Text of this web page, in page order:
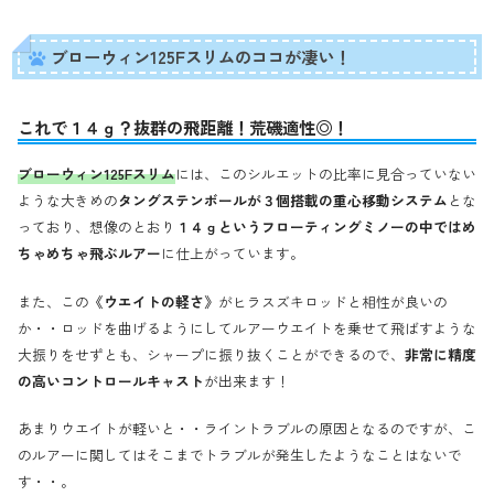
ブローウィン125Fスリムのココが凄い！
これで１４ｇ？抜群の飛距離！荒磯適性◎！
ブローウィン125Fスリムには、このシルエットの比率に見合っていない
ような大きめのタングステンボールが３個搭載の重心移動システム とな
っており、想像のとおり １４ｇというフローティングミノーの中ではめ
ちゃめちゃ飛ぶルアーに仕上がっています。
また、この 《ウエイトの軽さ》 がヒラスズキロッドと相性が良いの
か・・ロッドを曲げるようにしてルアーウエイトを乗せて飛ばすような
大振りをせずとも、シャープに振り抜くことができるので、 非常に精度
の高いコントロールキャストが出来ます！
あまりウエイトが軽いと・・ライントラブルの原因となるのですが、こ
のルアーに関してはそこまでトラブルが発生したようなことはないで
す・・。